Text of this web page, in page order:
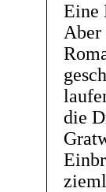
Eine
Aber
die